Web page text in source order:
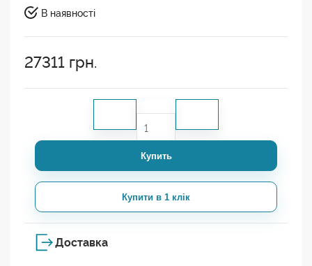
В наявності
27311 грн.
Купить
Купити в 1 клік
Доставка